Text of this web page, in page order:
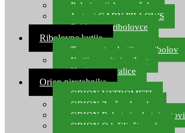
Polarizacijske naočale
Jastuci GABY PILLOWS
Pokloni za ribolovce
Ribolovne kutije
Transportne kutije za ribolov
Kutije za sitni pribor
Kutije za varalice
Orion pirotehnika
ORION VATROMETI
ORION Zračne bombe
ORION Rakete i raketni setovi
ORION Odašiljači zvuka